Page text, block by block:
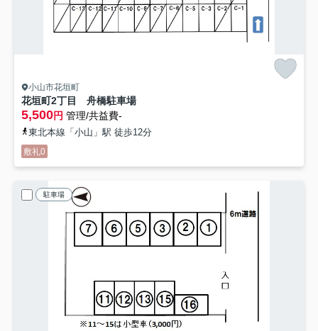
小山市花垣町
花垣町2丁目 舟橋駐車場
5,500円 管理/共益費-
東北本線「小山」駅 徒歩12分
敷礼0
駐車場